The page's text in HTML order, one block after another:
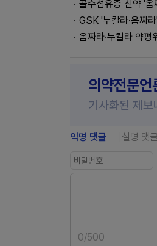
골수섬유증 신약 '
GSK '누칼라·옴짜
옴짜라·누칼라 약평
의약전문
기사화된 제
익명 댓글 실명 댓글
0/500